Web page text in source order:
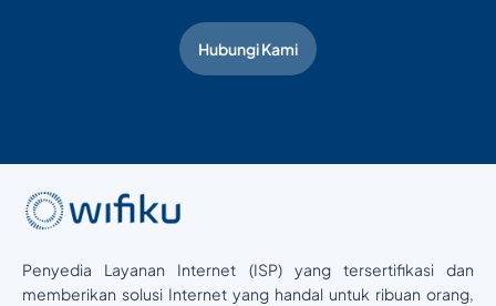
Hubungi Kami
Penyedia Layanan Internet (ISP) yang tersertifikasi dan
memberikan solusi Internet yang handal untuk ribuan orang,